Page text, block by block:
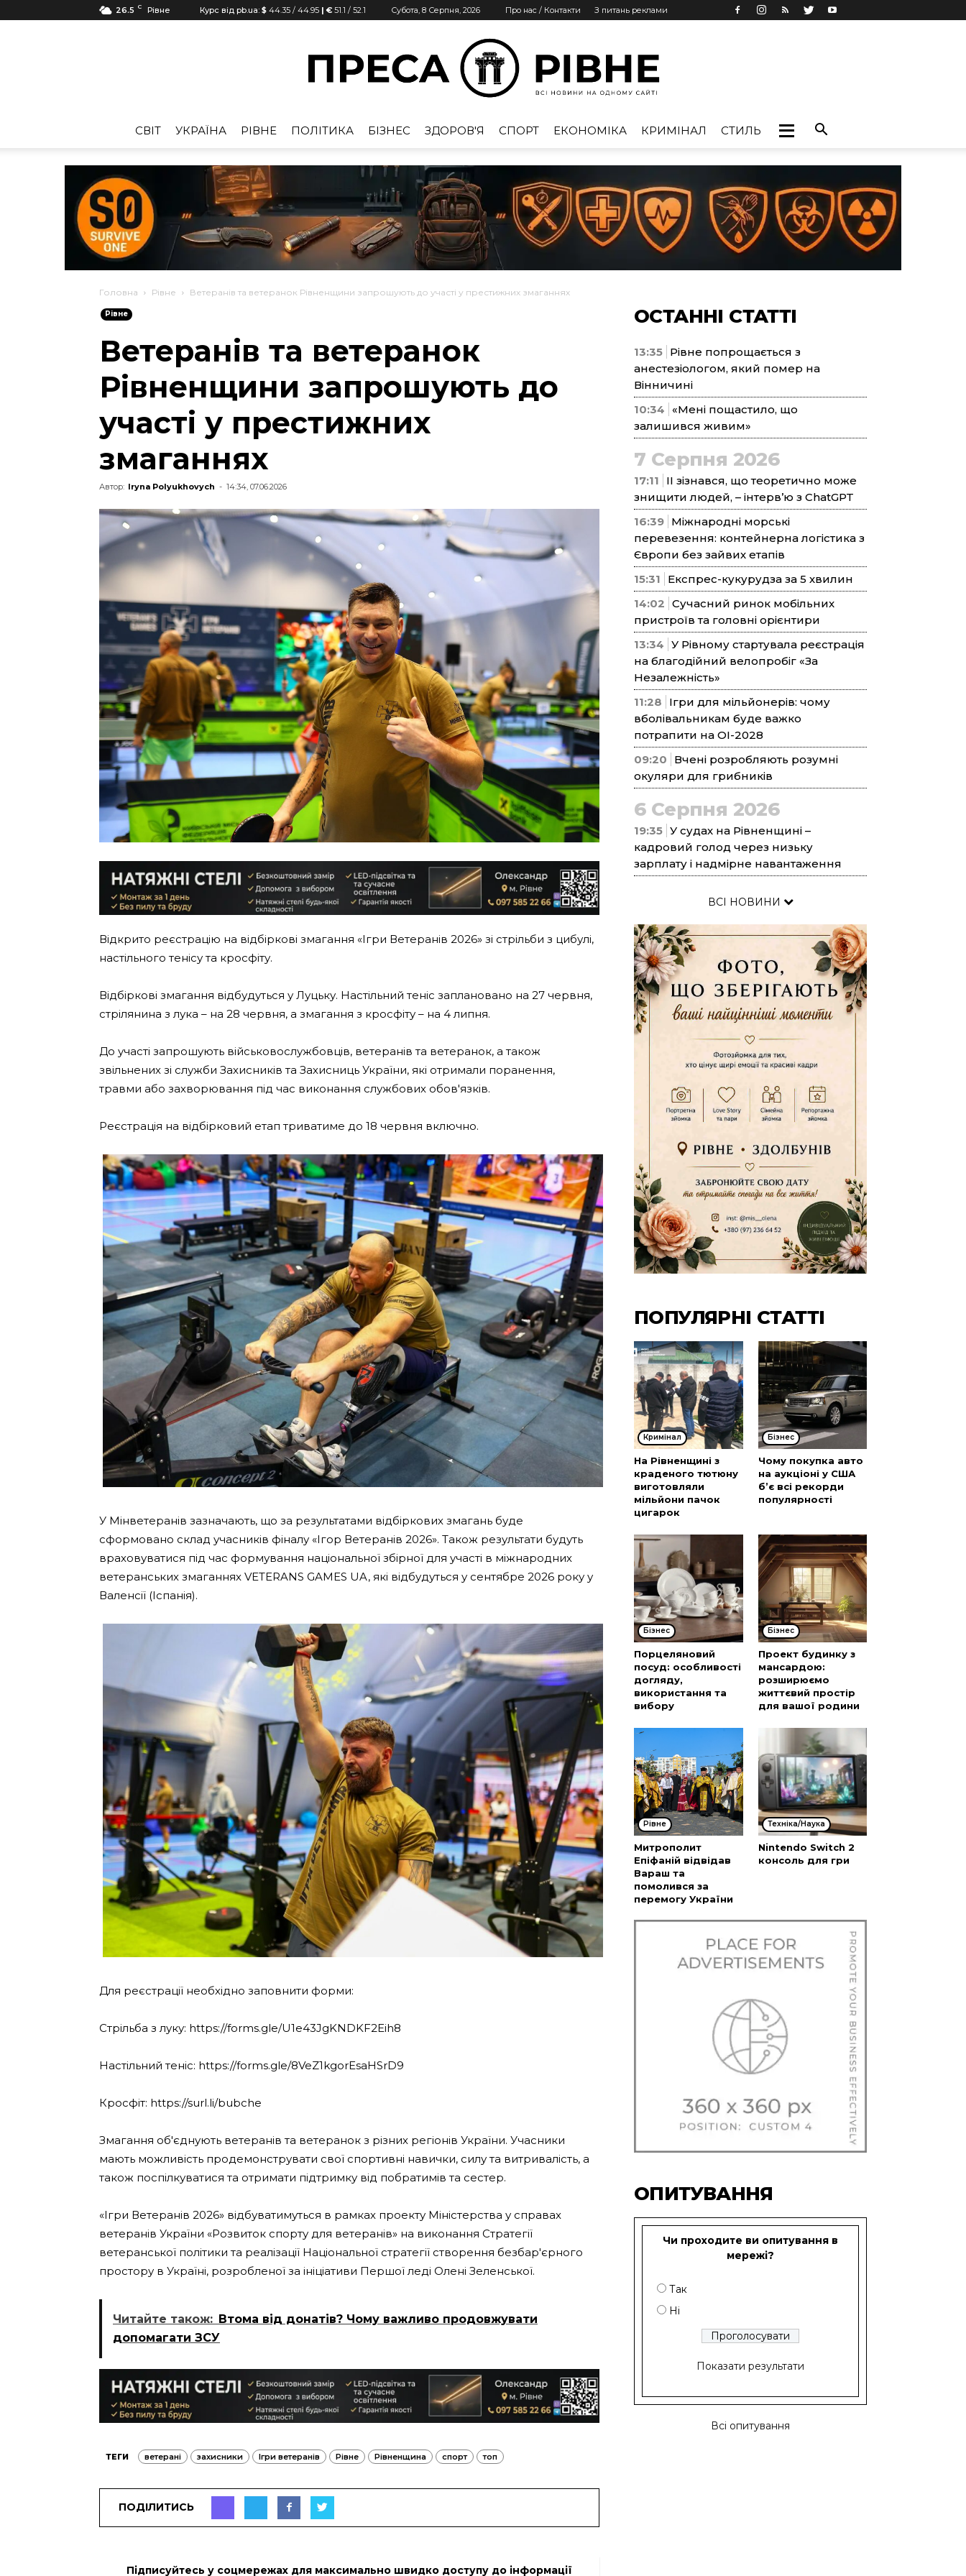
26.5 C Рівне Курс від pb.ua: $ 44.35 / 44.95 | € 51.1 / 52.1 Субота, 8 Серпня, 2026 Про нас / Контакти З питань реклами
Рівне
CВІТ УКРАЇНА РІВНЕ ПОЛІТИКА БІЗНЕС ЗДОРОВ'Я СПОРТ ЕКОНОМІКА КРИМІНАЛ СТИЛЬ
Головна Рівне Ветеранів та ветеранок Рівненщини запрошують до участі у престижних змаганнях
Рівне
Ветеранів та ветеранок
Рівненщини запрошують до
участі у престижних
змаганнях
Автор: Iryna Polyukhovych - 14:34, 07.06.2026
Відкрито реєстрацію на відбіркові змагання «Ігри Ветеранів 2026» зі стрільби з цибулі,
настільного тенісу та кросфіту.
Відбіркові змагання відбудуться у Луцьку. Настільний теніс заплановано на 27 червня,
стрілянина з лука – на 28 червня, а змагання з кросфіту – на 4 липня.
До участі запрошують військовослужбовців, ветеранів та ветеранок, а також
звільнених зі служби Захисників та Захисниць України, які отримали поранення,
травми або захворювання під час виконання службових обов'язків.
Реєстрація на відбірковий етап триватиме до 18 червня включно.
У Мінветеранів зазначають, що за результатами відбіркових змагань буде
сформовано склад учасників фіналу «Ігор Ветеранів 2026». Також результати будуть
враховуватися під час формування національної збірної для участі в міжнародних
ветеранських змаганнях VETERANS GAMES UA, які відбудуться у сентябре 2026 року у
Валенсії (Іспанія).
Для реєстрації необхідно заповнити форми:
Стрільба з луку: https://forms.gle/U1e43JgKNDKF2Eih8
Настільний теніс: https://forms.gle/8VeZ1kgorEsaHSrD9
Кросфіт: https://surl.li/bubche
Змагання об'єднують ветеранів та ветеранок з різних регіонів України. Учасники
мають можливість продемонструвати свої спортивні навички, силу та витривалість, а
також поспілкуватися та отримати підтримку від побратимів та сестер.
«Ігри Ветеранів 2026» відбуватимуться в рамках проекту Міністерства у справах
ветеранів України «Розвиток спорту для ветеранів» на виконання Стратегії
ветеранської політики та реалізації Національної стратегії створення безбар'єрного
простору в Україні, розробленої за ініціативи Першої леді Олені Зеленської.
Читайте також: Втома від донатів? Чому важливо продовжувати
допомагати ЗСУ
ТЕГИ ветерані захисники Ігри ветеранів Рівне Рівненщина спорт топ
ПОДІЛИТИСЬ
Підписуйтесь у соцмережах для максимально швидко доступу до інформації
ОСТАННІ СТАТТІ
13:35 Рівне попрощається з
анестезіологом, який помер на
Вінничині
10:34
«Мені пощастило, що
залишився живим»
7 Серпня 2026
17:11
ІІ зізнався, що теоретично може
знищити людей, – інтерв’ю з ChatGPT
16:39 Міжнародні морські
перевезення: контейнерна логістика з
Європи без зайвих етапів
15:31
Експрес-кукурудза за 5 хвилин
14:02 Сучасний ринок мобільних
пристроїв та головні орієнтири
13:34 У Рівному стартувала реєстрація
на благодійний велопробіг «За
Незалежність»
11:28
Ігри для мільйонерів: чому
вболівальникам буде важко
потрапити на ОІ-2028
09:20
Вчені розробляють розумні
окуляри для грибників
6 Серпня 2026
19:35 У судах на Рівненщині –
кадровий голод через низьку
зарплату і надмірне навантаження
ВСІ НОВИНИ
ПОПУЛЯРНІ СТАТТІ
Кримінал
На Рівненщині з
краденого тютюну
виготовляли
мільйони пачок
цигарок
Бізнес
Чому покупка авто
на аукціоні у США
б’є всі рекорди
популярності
Бізнес
Порцеляновий
посуд: особливості
догляду,
використання та
вибору
Бізнес
Проект будинку з
мансардою:
розширюємо
життєвий простір
для вашої родини
Рівне
Митрополит
Епіфаній відвідав
Вараш та
помолився за
перемогу України
Техніка/Наука
Nintendo Switch 2
консоль для гри
ОПИТУВАННЯ
Чи проходите ви опитування в
мережі?
Так
Ні
Показати результати
Всі опитування